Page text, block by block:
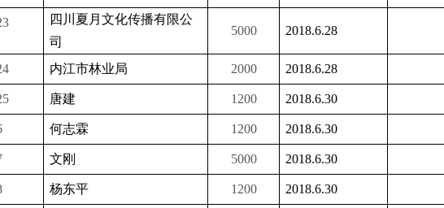
四川夏月文化传播有限公
司
5000 2018.6.28
内江市林业局 2000 2018.6.28
唐建 1200 2018.6.30
何志霖 1200 2018.6.30
文刚 5000 2018.6.30
杨东平 1200 2018.6.30